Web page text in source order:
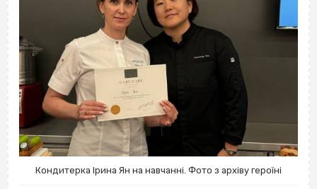
Кондитерка Ірина Ян на навчанні. Фото з архіву героїні